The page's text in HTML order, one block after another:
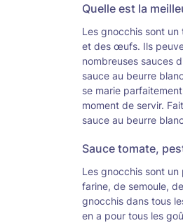
Quelle est la
Les gnocchis sont
et des œufs. Ils
nombreuses sauces
sauce au beurre
se marie
moment de servir.
sauce au beurre
Sauce tomate,
Les gnocchis sont
farine, de semoule,
gnocchis dans tous
en a pour tous les